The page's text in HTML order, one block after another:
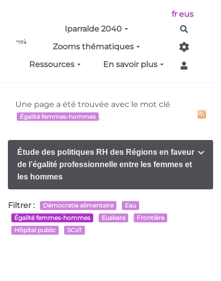
Iparralde 2040
Zooms thématiques
Ressources
En savoir plus
fr eus
Une page a été trouvée avec le mot clé
Égalité femmes-hommes .
Étude des politiques RH des Régions en faveur
de l’égalité professionnelle entre les femmes et
les hommes
Filtrer : Démocratie alimentaire
Eau
Égalité femmes-hommes
Euskara
Frontière
Hôpital public
SCoT